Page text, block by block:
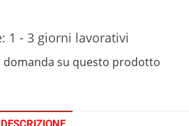
1 - 3 giorni lavorativi
domanda su questo prodotto